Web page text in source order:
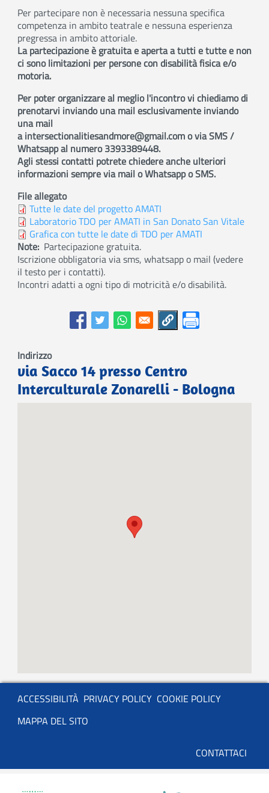
Per partecipare non è necessaria nessuna specifica
competenza in ambito teatrale e nessuna esperienza
pregressa in ambito attoriale.
La partecipazione è gratuita e aperta a tutti e tutte e non
ci sono limitazioni per persone con disabilità fisica e/o
motoria.
Per poter organizzare al meglio l'incontro vi chiediamo di
prenotarvi inviando una mail esclusivamente inviando
una mail
a intersectionalitiesandmore@gmail.com o via SMS /
Whatsapp al numero 3393389448.
Agli stessi contatti potrete chiedere anche ulteriori
informazioni sempre via mail o Whatsapp o SMS.
File allegato
Tutte le date del progetto AMATI
Laboratorio TDO per AMATI in San Donato San Vitale
Grafica con tutte le date di TDO per AMATI
Note Partecipazione gratuita.
Iscrizione obbligatoria via sms, whatsapp o mail (vedere
il testo per i contatti).
Incontri adatti a ogni tipo di motricità e/o disabilità.
Indirizzo
via Sacco 14 presso Centro
Interculturale Zonarelli - Bologna
Servizio
ACCESSIBILITÀ PRIVACY POLICY COOKIE POLICY
MAPPA DEL SITO
Basso
utenti
CONTATTACI